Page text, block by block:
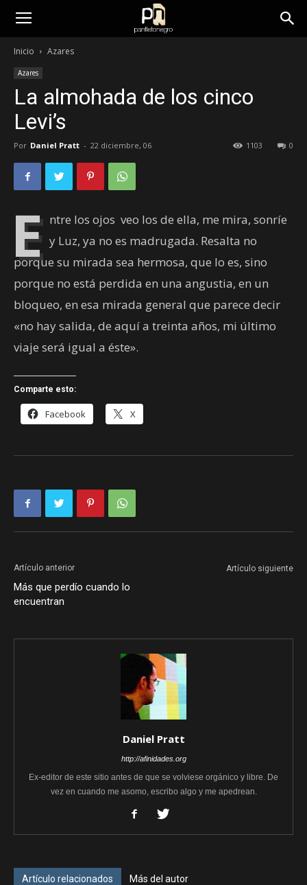
panfletonegro
Inicio Azares
Azares
La almohada de los cinco
Levi’s
Por Daniel Pratt - 22 diciembre, 06 0
1103
E ntre los ojos veo los de ella, me mira, sonríe
y Luz, ya no es madrugada. Resalta no
porque su mirada sea hermosa, que lo es, sino
porque no está perdida en una angustia, en un
bloqueo, en esa mirada general que parece decir
«no hay salida, de aquí a treinta años, mi último
viaje será igual a éste».
Comparte esto:
Facebook X
Artículo anterior
Más que perdío cuando lo
encuentran
Artículo siguiente
Daniel Pratt
http://afinidades.org
Ex-editor de este sitio antes de que se volviese orgánico y libre. De
vez en cuando me asomo, escribo algo y me apedrean.
Artículo relacionados Más del autor